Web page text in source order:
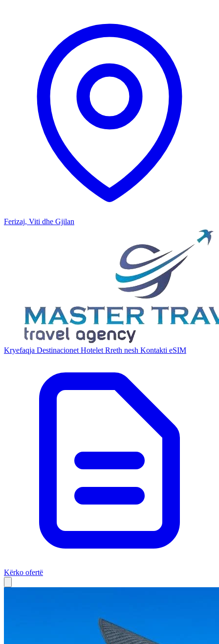
Ferizaj, Viti dhe Gjilan
Kryefaqja Destinacionet Hotelet Rreth nesh Kontakti eSIM
Kërko ofertë